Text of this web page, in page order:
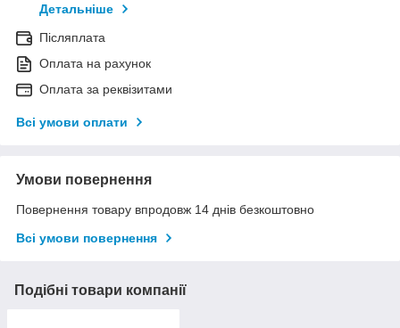
Детальніше
Післяплата
Оплата на рахунок
Оплата за реквізитами
Всі умови оплати
Умови повернення
Повернення товару впродовж 14 днів безкоштовно
Всі умови повернення
Подібні товари компанії